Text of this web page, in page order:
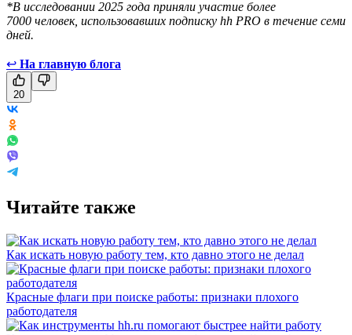
*В исследовании 2025 года приняли участие более
7000 человек, использовавших подписку hh PRO в течение семи
дней.
↩ На главную блога
20
Читайте также
Как искать новую работу тем, кто давно этого не делал
Красные флаги при поиске работы: признаки плохого
работодателя